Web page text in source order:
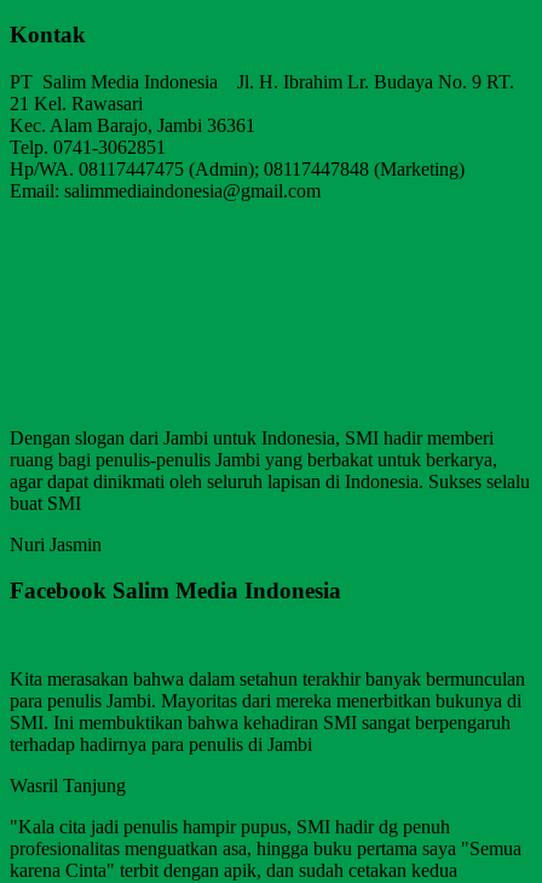
Kontak
PT Salim Media Indonesia Jl. H. Ibrahim Lr. Budaya No. 9 RT.
21 Kel. Rawasari
Kec. Alam Barajo, Jambi 36361
Telp. 0741-3062851
Hp/WA. 08117447475 (Admin); 08117447848 (Marketing)
Email: salimmediaindonesia@gmail.com
Dengan slogan dari Jambi untuk Indonesia, SMI hadir memberi
ruang bagi penulis-penulis Jambi yang berbakat untuk berkarya,
agar dapat dinikmati oleh seluruh lapisan di Indonesia. Sukses selalu
buat SMI
Nuri Jasmin
Facebook Salim Media Indonesia
Kita merasakan bahwa dalam setahun terakhir banyak bermunculan
para penulis Jambi. Mayoritas dari mereka menerbitkan bukunya di
SMI. Ini membuktikan bahwa kehadiran SMI sangat berpengaruh
terhadap hadirnya para penulis di Jambi
Wasril Tanjung
"Kala cita jadi penulis hampir pupus, SMI hadir dg penuh
profesionalitas menguatkan asa, hingga buku pertama saya "Semua
karena Cinta" terbit dengan apik, dan sudah cetakan kedua